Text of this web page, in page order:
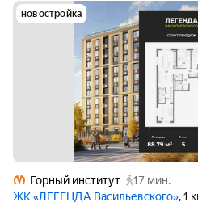
новостройка
Горный институт
17 мин.
ЖК «ЛЕГЕНДА Васильевского», 1